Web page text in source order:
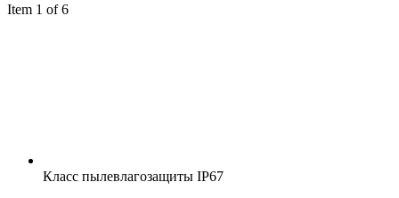
Item 1 of 6
Класс пылевлагозащиты IP67